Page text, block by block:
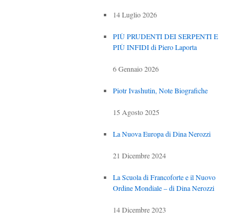
14 Luglio 2026
PIÙ PRUDENTI DEI SERPENTI E
PIÙ INFIDI di Piero Laporta
6 Gennaio 2026
Piotr Ivashutin, Note Biografiche
15 Agosto 2025
La Nuova Europa di Dina Nerozzi
21 Dicembre 2024
La Scuola di Francoforte e il Nuovo
Ordine Mondiale – di Dina Nerozzi
14 Dicembre 2023